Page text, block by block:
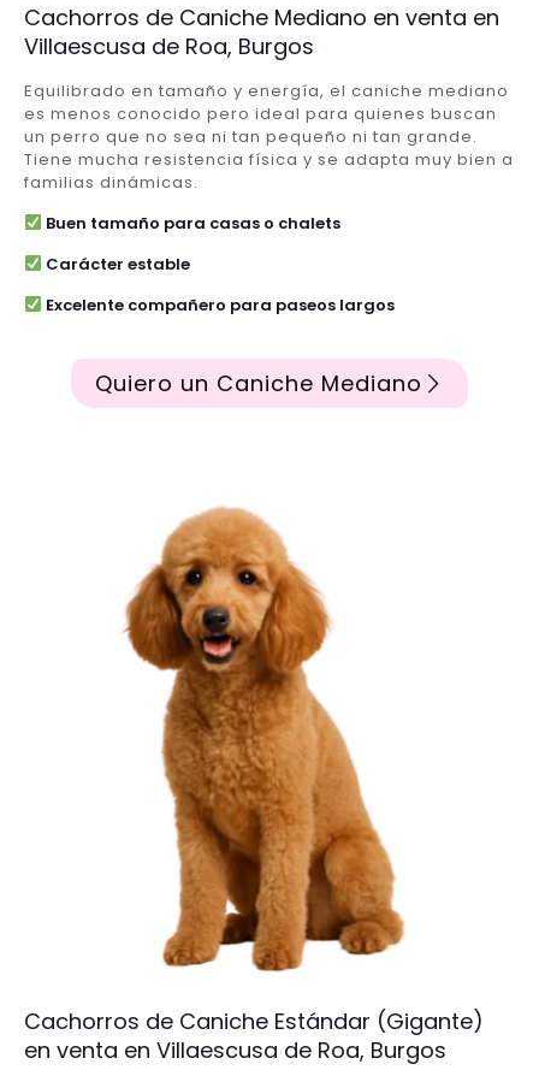
Cachorros de Caniche Mediano en venta en
Villaescusa de Roa, Burgos
Equilibrado en tamaño y energía, el caniche mediano
es menos conocido pero ideal para quienes buscan
un perro que no sea ni tan pequeño ni tan grande.
Tiene mucha resistencia física y se adapta muy bien a
familias dinámicas.
Buen tamaño para casas o chalets
Carácter estable
Excelente compañero para paseos largos
Quiero un Caniche Mediano
Cachorros de Caniche Estándar (Gigante)
en venta en Villaescusa de Roa, Burgos